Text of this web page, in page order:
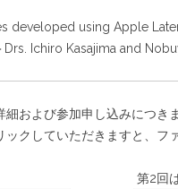
developed using Apple
Ichiro Kasajima and
および参加申し込みにつき
ックしていただきますと、フ
から 第2回はこ